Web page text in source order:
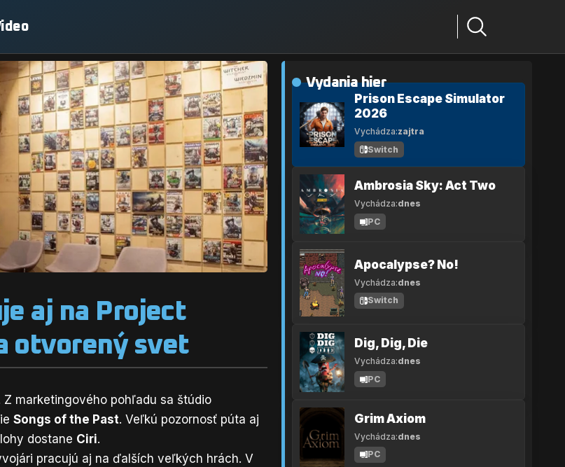
aj na Project
otvorený svet
Z marketingového pohľadu sa štúdio
Songs of the Past. Veľkú pozornosť púta aj
dostane Ciri.
pracujú aj na ďalších veľkých hrách. V
Vydania hier
Prison Escape Simulator
2026
Vychádza:zajtra
Switch
Ambrosia Sky: Act Two
Vychádza:dnes
PC
Apocalypse? No!
Vychádza:dnes
Switch
Dig, Dig, Die
Vychádza:dnes
PC
Grim Axiom
Vychádza:dnes
PC